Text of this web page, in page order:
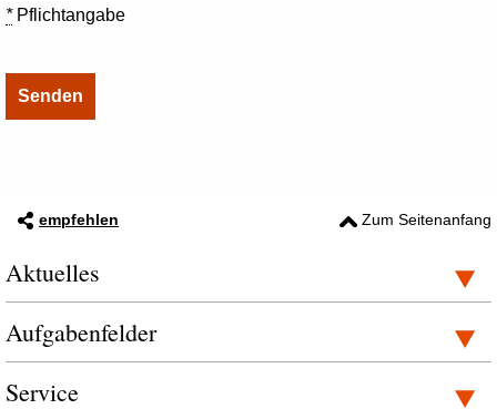
*Pflichtangabe
empfehlen Zum Seitenanfang
Aktuelles
Aufgabenfelder
Service